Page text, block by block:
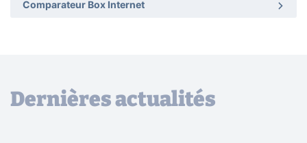
Comparateur Box Internet
Dernières actualités